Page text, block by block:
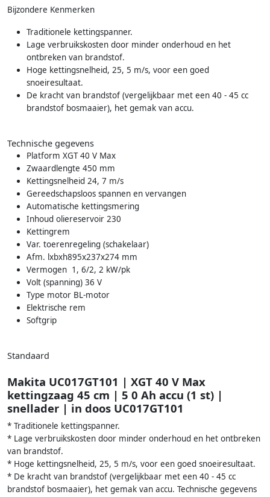
Bijzondere Kenmerken
Traditionele kettingspanner.
Lage verbruikskosten door minder onderhoud en het
ontbreken van brandstof.
Hoge kettingsnelheid, 25, 5 m/s, voor een goed
snoeiresultaat.
De kracht van brandstof (vergelijkbaar met een 40 - 45 cc
brandstof bosmaaier), het gemak van accu.
Technische gegevens
Platform XGT 40 V Max
Zwaardlengte 450 mm
Kettingsnelheid 24, 7 m/s
Gereedschapsloos spannen en vervangen
Automatische kettingsmering
Inhoud oliereservoir 230
Kettingrem
Var. toerenregeling (schakelaar)
Afm. lxbxh895x237x274 mm
Vermogen 1, 6/2, 2 kW/pk
Volt (spanning) 36 V
Type motor BL-motor
Elektrische rem
Softgrip
Standaard
Makita UC017GT101 | XGT 40 V Max
kettingzaag 45 cm | 5 0 Ah accu (1 st) |
snellader | in doos UC017GT101
* Traditionele kettingspanner.
* Lage verbruikskosten door minder onderhoud en het ontbreken
van brandstof.
* Hoge kettingsnelheid, 25, 5 m/s, voor een goed snoeiresultaat.
* De kracht van brandstof (vergelijkbaar met een 40 - 45 cc
brandstof bosmaaier), het gemak van accu. Technische gegevens